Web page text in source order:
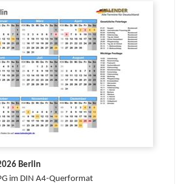
Berlin
im DIN A4-Querformat